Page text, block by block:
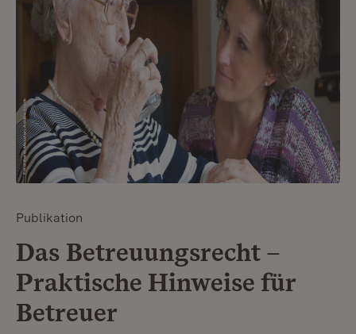
Publikation
Das Betreuungsrecht –
Praktische Hinweise für
Betreuer